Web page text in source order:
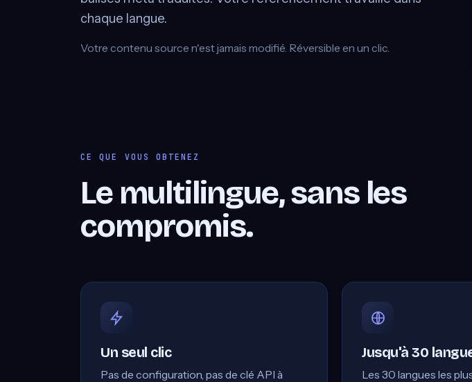
chaque langue.
Votre contenu source n'est jamais modifié. Réversible en un clic.
CE QUE VOUS OBTENEZ
Le multilingue, sans les
compromis.
Un seul clic
Pas de configuration, pas de clé API à
Jusqu'à 30
Les 30 langues les